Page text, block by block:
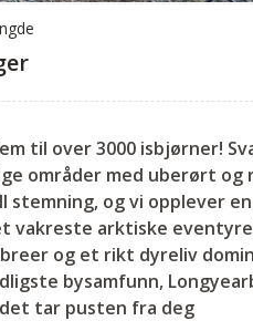
til over 3000 isbjørner!
områder med uberørt
stemning, og vi opplever
vakreste arktiske
og et rikt dyreliv
bysamfunn,
tar pusten fra deg